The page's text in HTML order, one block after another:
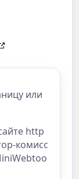
или
http
комисс